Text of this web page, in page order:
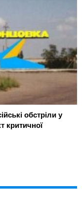
обстріли у
критичної